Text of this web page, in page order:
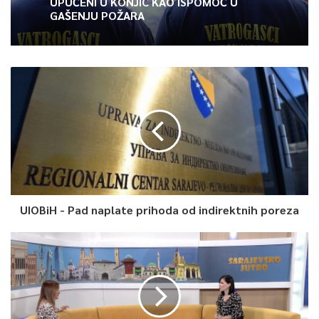
0
Article Rating
GAŠENJU POŽARA
UIOBiH - Pad naplate prihoda od indirektnih poreza